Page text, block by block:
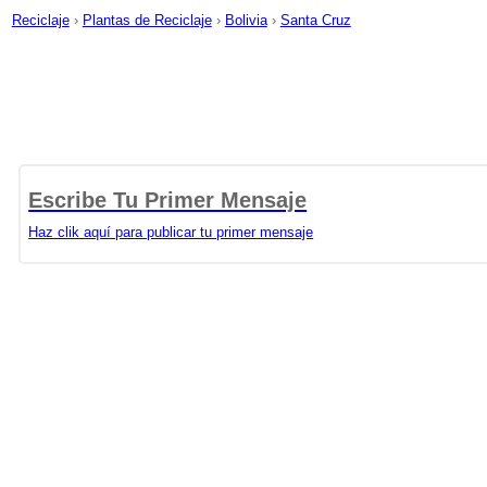
Reciclaje › Plantas de Reciclaje › Bolivia › Santa Cruz
Escribe Tu Primer Mensaje
Haz clik aquí para publicar tu primer mensaje